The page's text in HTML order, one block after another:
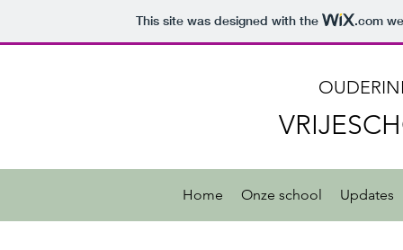
This site was designed with the .com
Home Onze school Updates